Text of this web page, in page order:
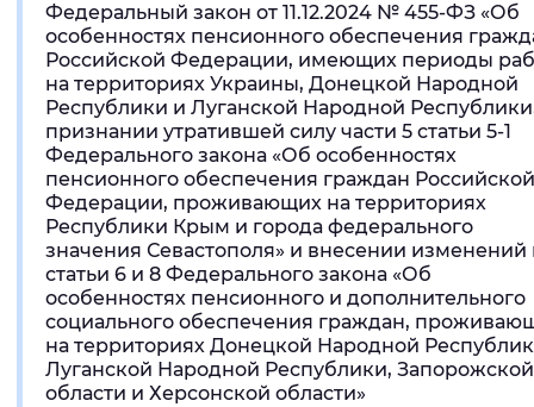
Федеральный закон от 11.12.2024 № 455-ФЗ «Об
особенностях пенсионного обеспечения
Российской Федерации, имеющих периоды
на территориях Украины, Донецкой Народной
Республики и Луганской Народной
признании утратившей силу части 5 статьи 5-1
Федерального закона «Об особенностях
пенсионного обеспечения граждан Российской
Федерации, проживающих на территориях
Республики Крым и города федерального
значения Севастополя» и внесении изменений
статьи 6 и 8 Федерального закона «Об
особенностях пенсионного и дополнительного
социального обеспечения граждан,
на территориях Донецкой Народной
Луганской Народной Республики, Запорожской
области и Херсонской области»